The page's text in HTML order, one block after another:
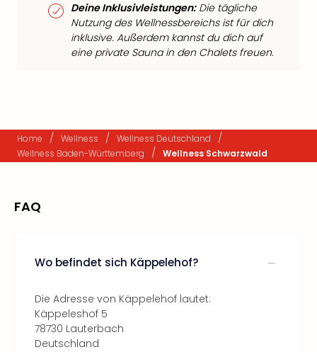
Deine Inklusivleistungen:Die tägliche
Nutzung des Wellnessbereichs ist für dich
inklusive. Außerdem kannst du dich auf
eine private Sauna in den Chalets freuen.
Home / Wellness / Wellness Deutschland /
Wellness Baden-Württemberg / Wellness Schwarzwald
FAQ
Wo befindet sich Käppelehof?
Die Adresse von Käppelehof lautet:
Käppeleshof 5
78730 Lauterbach
Deutschland